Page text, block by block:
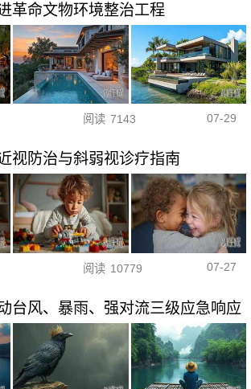
革命文物环境整治工程
阅读 7143 07-29
视防治与斜弱视诊疗指南
阅读 10779 07-27
台风、暴雨、强对流三级应急响应